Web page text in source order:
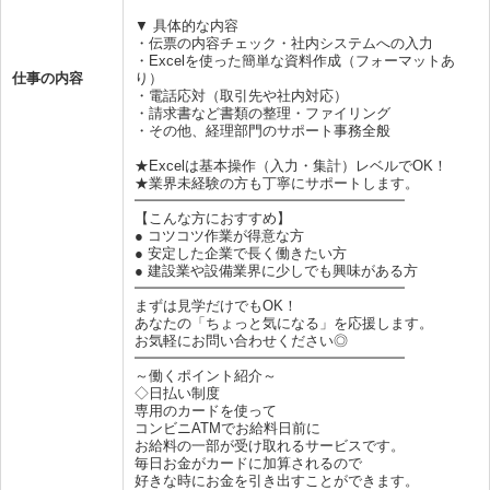
仕事の内容
▼ 具体的な内容
・伝票の内容チェック・社内システムへの入力
・Excelを使った簡単な資料作成（フォーマットあ
り）
・電話応対（取引先や社内対応）
・請求書など書類の整理・ファイリング
・その他、経理部門のサポート事務全般
★Excelは基本操作（入力・集計）レベルでOK！
★業界未経験の方も丁寧にサポートします。
━━━━━━━━━━━━━━━━━━━
【こんな方におすすめ】
● コツコツ作業が得意な方
● 安定した企業で長く働きたい方
● 建設業や設備業界に少しでも興味がある方
━━━━━━━━━━━━━━━━━━━
まずは見学だけでもOK！
あなたの「ちょっと気になる」を応援します。
お気軽にお問い合わせください◎
━━━━━━━━━━━━━━━━━━━
～働くポイント紹介～
◇日払い制度
専用のカードを使って
コンビニATMでお給料日前に
お給料の一部が受け取れるサービスです。
毎日お金がカードに加算されるので
好きな時にお金を引き出すことができます。